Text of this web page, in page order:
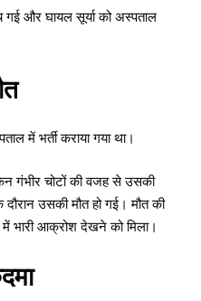
और घायल सूर्या को अस्पताल
में भर्ती कराया गया था।
गंभीर चोटों की वजह से उसकी
उसकी मौत हो गई। मौत की
भारी आक्रोश देखने को मिला।